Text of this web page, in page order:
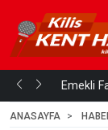
mi... Emekli
ANASAYFA